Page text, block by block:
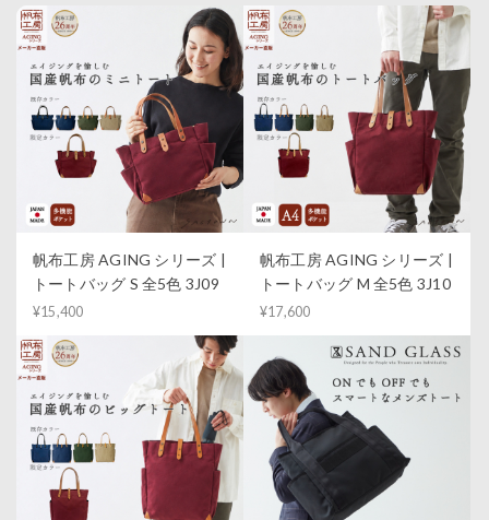
帆布工房 AGING シリーズ |
トートバッグ S 全5色 3J09
¥15,400
帆布工房 AGING シリーズ |
トートバッグ M 全5色 3J10
¥17,600